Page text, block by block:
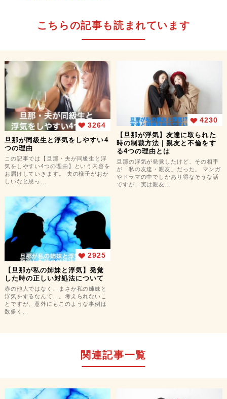
こちらの記事も読まれています
3264
旦那が同級生と浮気をしやすい4
つの理由
この記事では【旦那・夫が同級生と浮
気をしやすい4つの理由】という内容を
お届けしていきます。 夫の様子がおか
しいなと思っ...
4230
【旦那が浮気】友達に取られた
時の制裁方法｜親友と不倫をす
る4つの理由とは
旦那の浮気が発覚したけど、その相手
が「私の友達・親友」だった。 マンガ
やドラマの中でしかあり得なそうな話
ですが、実は親友...
2925
【旦那が私の姉妹と浮気】発覚
した時の正しい対処法について
赤の他人ではなく、まさか私の姉妹と
浮気をするなんて…。考えられないこ
とですが、意外にもこのような事例は
数多く...
関連記事一覧